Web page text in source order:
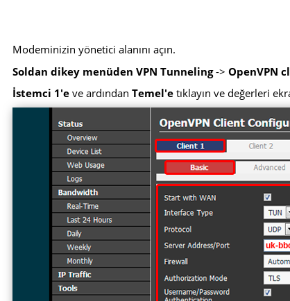
Modeminizin yönetici alanını açın.
Soldan dikey menüden VPN Tunneling->OpenVPN
İstemci 1'e ve ardındanTemel'e tıklayın ve değerleri